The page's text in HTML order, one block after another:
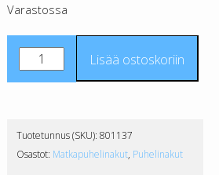
Varastossa
Nokia
BL-
CS
määrä
Lisää ostoskoriin
Tuotetunnus (SKU): 801137
Osastot: Matkapuhelinakut, Puhelinakut